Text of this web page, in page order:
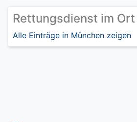
Rettungsdienst im
Alle Einträge in München zeigen